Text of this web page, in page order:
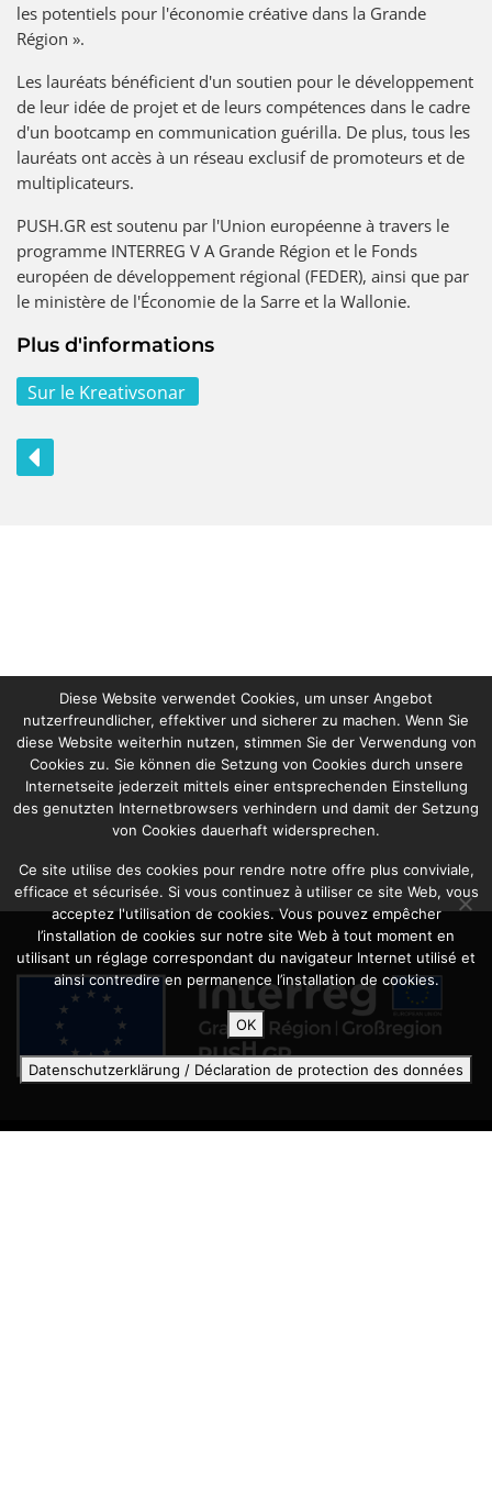
les potentiels pour l'économie créative dans la Grande
Région ».
Les lauréats bénéficient d'un soutien pour le développement
de leur idée de projet et de leurs compétences dans le cadre
d'un bootcamp en communication guérilla. De plus, tous les
lauréats ont accès à un réseau exclusif de promoteurs et de
multiplicateurs.
PUSH.GR est soutenu par l'Union européenne à travers le
programme INTERREG V A Grande Région et le Fonds
européen de développement régional (FEDER), ainsi que par
le ministère de l'Économie de la Sarre et la Wallonie.
Plus d'informations
Sur le Kreativsonar
Diese Website verwendet Cookies, um unser Angebot
nutzerfreundlicher, effektiver und sicherer zu machen. Wenn Sie
diese Website weiterhin nutzen, stimmen Sie der Verwendung von
Cookies zu. Sie können die Setzung von Cookies durch unsere
Internetseite jederzeit mittels einer entsprechenden Einstellung
des genutzten Internetbrowsers verhindern und damit der Setzung
von Cookies dauerhaft widersprechen.
Ce site utilise des cookies pour rendre notre offre plus conviviale,
efficace et sécurisée. Si vous continuez à utiliser ce site Web, vous
acceptez l'utilisation de cookies. Vous pouvez empêcher
l’installation de cookies sur notre site Web à tout moment en
utilisant un réglage correspondant du navigateur Internet utilisé et
ainsi contredire en permanence l’installation de cookies.
OK
Datenschutzerklärung / Déclaration de protection des données